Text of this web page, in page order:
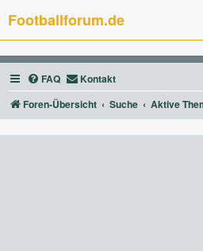
Footballforum.de
FAQ Kontakt
Foren-Übersicht
Suche Aktive